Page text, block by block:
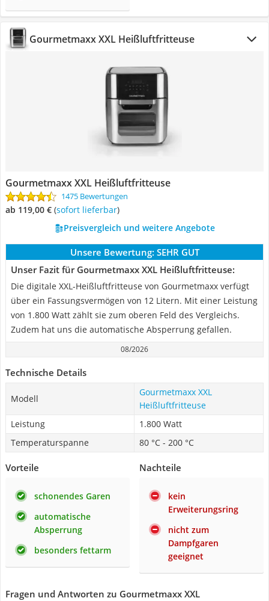
Gourmetmaxx XXL Heißluftfritteuse
Gourmetmaxx XXL Heißluftfritteuse
1475 Bewertungen
ab 119,00 € ( Sofort lieferbar)
Preisvergleich und weitere Angebote
Unsere Bewertung: SEHR GUT
Unser Fazit für Gourmetmaxx XXL Heißluftfritteuse:
Die digitale XXL-Heißluftfritteuse von Gourmetmaxx verfügt
über ein Fassungsvermögen von 12 Litern. Mit einer Leistung
von 1.800 Watt zählt sie zum oberen Feld des Vergleichs.
Zudem hat uns die automatische Absperrung gefallen.
08/2026
Technische Details
Modell
Gourmetmaxx XXL
Heißluftfritteuse
Leistung
1.800 Watt
Temperaturspanne
80 °C - 200 °C
Vorteile
schonendes Garen
automatische
Absperrung
besonders fettarm
Nachteile
kein
Erweiterungsring
nicht zum
Dampfgaren
geeignet
Fragen und Antworten zu Gourmetmaxx XXL